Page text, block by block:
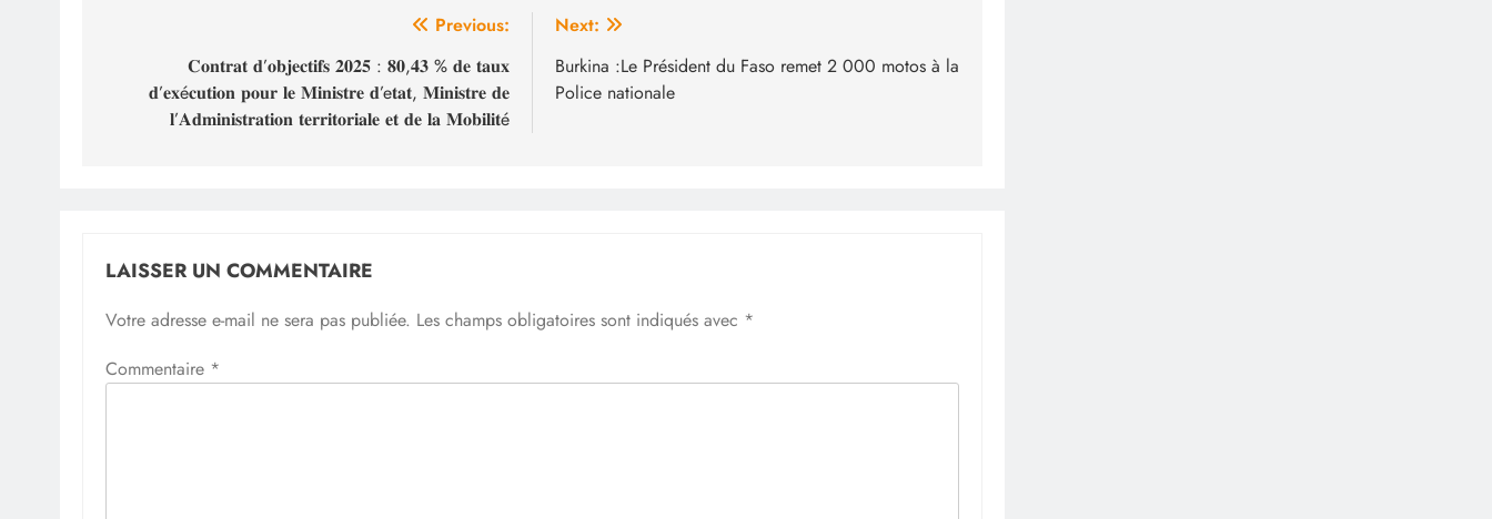
l’article
Previous:
𝐂𝐨𝐧𝐭𝐫𝐚𝐭 𝐝’𝐨𝐛𝐣𝐞𝐜𝐭𝐢𝐟𝐬 𝟐𝟎𝟐𝟓 : 𝟖𝟎,𝟒𝟑 % 𝐝𝐞 𝐭𝐚𝐮𝐱
𝐝’𝐞𝐱é𝐜𝐮𝐭𝐢𝐨𝐧 𝐩𝐨𝐮𝐫 𝐥𝐞 𝐌𝐢𝐧𝐢𝐬𝐭𝐫𝐞 𝐝’e𝐭𝐚𝐭, 𝐌𝐢𝐧𝐢𝐬𝐭𝐫𝐞 𝐝𝐞
𝐥’𝐀𝐝𝐦𝐢𝐧𝐢𝐬𝐭𝐫𝐚𝐭𝐢𝐨𝐧 𝐭𝐞𝐫𝐫𝐢𝐭𝐨𝐫𝐢𝐚𝐥𝐞 𝐞𝐭 𝐝𝐞 𝐥𝐚 𝐌𝐨𝐛𝐢𝐥𝐢𝐭é
Next:
Burkina :Le Président du Faso remet 2 000 motos à la
Police nationale
LAISSER UN COMMENTAIRE
Votre adresse e-mail ne sera pas publiée. Les champs obligatoires sont indiqués avec *
Commentaire *